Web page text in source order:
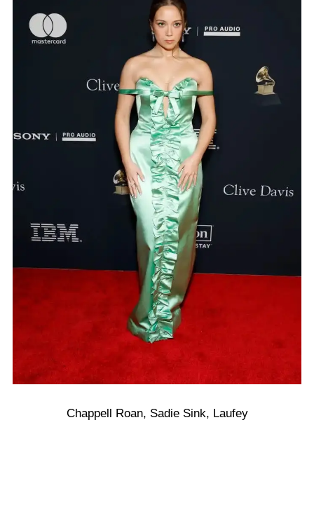
Chappell Roan, Sadie Sink, Laufey